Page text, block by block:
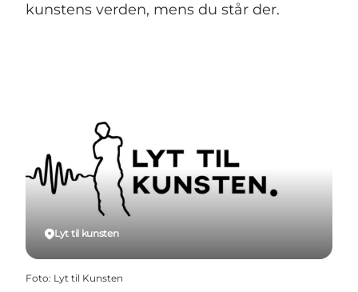
kunstens verden, mens du står der.
Lyt til kunsten
Foto: Lyt til Kunsten